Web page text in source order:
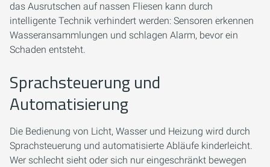
das Ausrutschen auf nassen Fliesen kann durch
intelligente Technik verhindert werden: Sensoren erkennen
Wasseransammlungen und schlagen Alarm, bevor ein
Schaden entsteht.
Sprachsteuerung und
Automatisierung
Die Bedienung von Licht, Wasser und Heizung wird durch
Sprachsteuerung und automatisierte Abläufe kinderleicht.
Wer schlecht sieht oder sich nur eingeschränkt bewegen